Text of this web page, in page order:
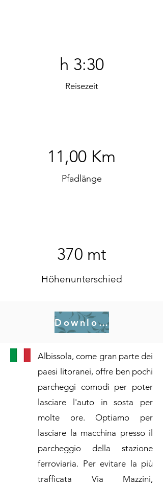
h 3:30
Reisezeit
11,00 Km
Pfadlänge
Höhenunterschied
370 mt
Download .gpx
Albissola, come gran parte dei
paesi litoranei, offre ben pochi
parcheggi comodi per poter
lasciare l'auto in sosta per
molte ore. Optiamo per
lasciare la macchina presso il
parcheggio della stazione
ferroviaria. Per evitare la più
trafficata Via Mazzini,